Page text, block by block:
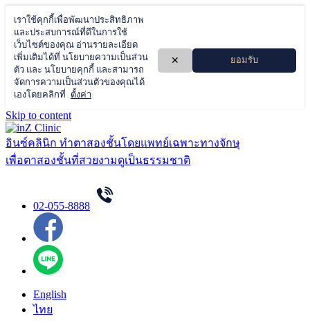
Skip to content
อินซ์คลินิก ทำตาสองชั้นโดยแพทย์เฉพาะทางจักษุ
เพื่อตาสองชั้นที่สวยงามดูเป็นธรรมชาติ
02-055-8888
English
ไทย